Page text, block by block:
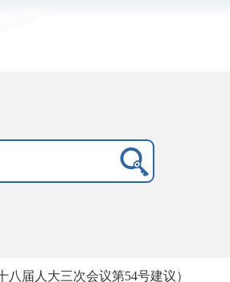
届人大三次会议第54号建议）